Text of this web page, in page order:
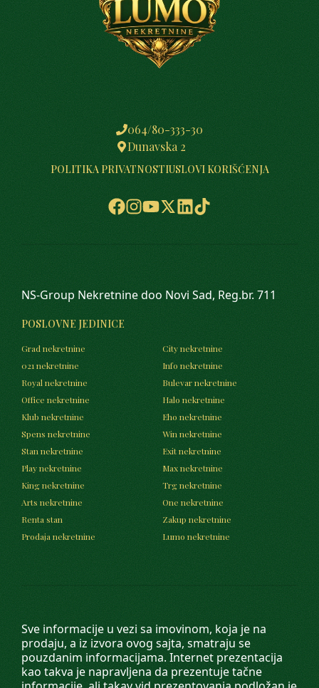
064/80-333-30
Dunavska 2
POLITIKA PRIVATNOSTIUSLOVI KORIŠĆENJA
Sve informacije u vezi sa imovinom, koja je na
prodaju, a iz izvora ovog sajta, smatraju se
pouzdanim informacijama. Internet prezentacija
kao takva je napravljena da prezentuje tačne
NS-Group Nekretnine doo Novi Sad, Reg.br. 711
POSLOVNE JEDINICE
Grad nekretnine
City nekretnine
021 nekretnine
Info nekretnine
Royal nekretnine
Bulevar nekretnine
Office nekretnine
Halo nekretnine
Klub nekretnine
Eho nekretnine
Spens nekretnine
Win nekretnine
Stan nekretnine
Exit nekretnine
Play nekretnine
Max nekretnine
King nekretnine
Trg nekretnine
Arts nekretnine
One nekretnine
Renta stan
Zakup nekretnine
Prodaja nekretnine
Lumo nekretnine